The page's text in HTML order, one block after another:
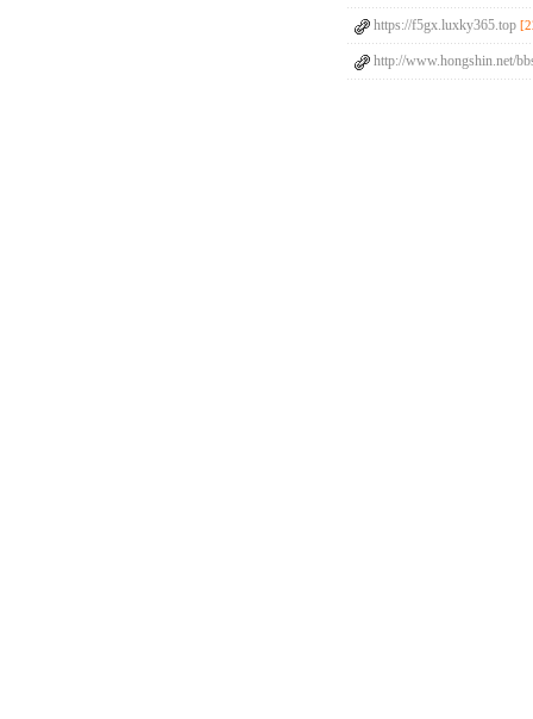
https://f5gx.luxky365.top
http://www.hongshin.net/